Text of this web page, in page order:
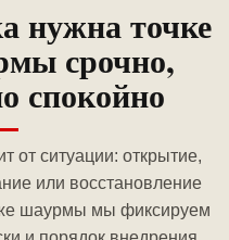
нужна точке
срочно,
спокойно
от ситуации: открытие,
или восстановление
шаурмы мы фиксируем